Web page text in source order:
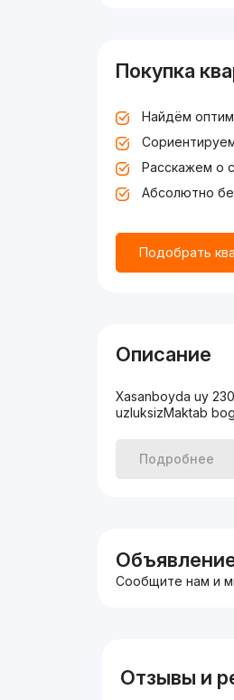
Покупка
Найдём
Расскажем о
Абсолютно
Подобрать
Описание
Xasanboyda uy
uzluksizMaktab
Подробнее
Сообщите нам и
Отзывы и